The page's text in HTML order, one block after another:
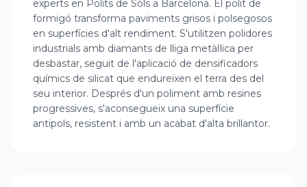
experts en Polits de Sòls a Barcelona. El polit de
formigó transforma paviments grisos i polsegosos
en superfícies d'alt rendiment. S'utilitzen polidores
industrials amb diamants de lliga metàl·lica per
desbastar, seguit de l'aplicació de densificadors
químics de silicat que endureixen el terra des del
seu interior. Després d'un poliment amb resines
progressives, s'aconsegueix una superfície
antipols, resistent i amb un acabat d'alta brillantor.